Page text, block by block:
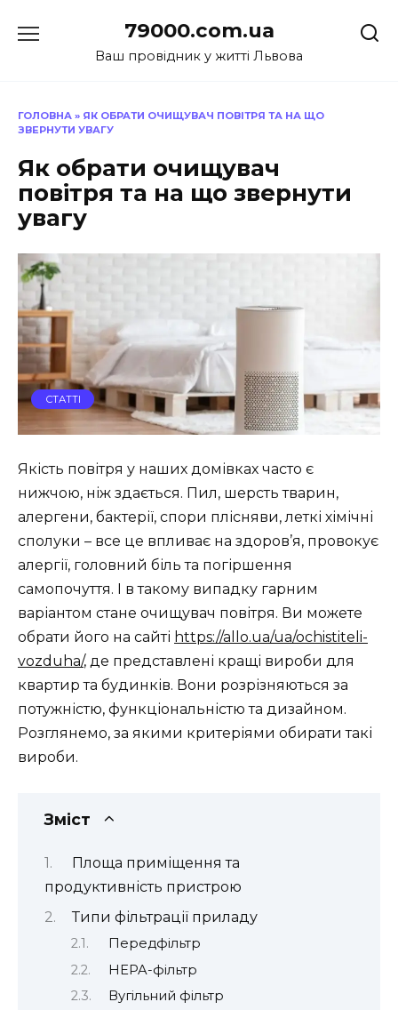
до
79000.com.ua
Ваш провідник у житті Львова
ГОЛОВНА » ЯК ОБРАТИ ОЧИЩУВАЧ ПОВІТРЯ ТА НА ЩО
ЗВЕРНУТИ УВАГУ
Як обрати очищувач
повітря та на що звернути
увагу
СТАТТІ
Якість повітря у наших домівках часто є
нижчою, ніж здається. Пил, шерсть тварин,
алергени, бактерії, спори плісняви, леткі хімічні
сполуки – все це впливає на здоров’я, провокує
алергії, головний біль та погіршення
самопочуття. І в такому випадку гарним
варіантом стане очищувач повітря. Ви можете
обрати його на сайті https://allo.ua/ua/ochistiteli-
vozduha/, де представлені кращі вироби для
квартир та будинків. Вони розрізняються за
потужністю, функціональністю та дизайном.
Розглянемо, за якими критеріями обирати такі
вироби.
Зміст
Площа приміщення та
продуктивність пристрою
Типи фільтрації приладу
Передфільтр
HEPA-фільтр
Вугільний фільтр